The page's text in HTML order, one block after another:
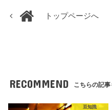
トップページへ
RECOMMEND こちらの記事
豆知識